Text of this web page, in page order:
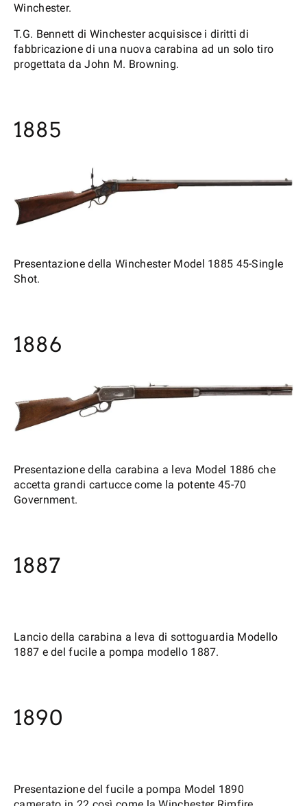
Winchester.
T.G. Bennett di Winchester acquisisce i diritti di
fabbricazione di una nuova carabina ad un solo tiro
progettata da John M. Browning.
1885
Presentazione della Winchester Model 1885 45-Single
Shot.
1886
Presentazione della carabina a leva Model 1886 che
accetta grandi cartucce come la potente 45-70
Government.
1887
Lancio della carabina a leva di sottoguardia Modello
1887 e del fucile a pompa modello 1887.
1890
Presentazione del fucile a pompa Model 1890